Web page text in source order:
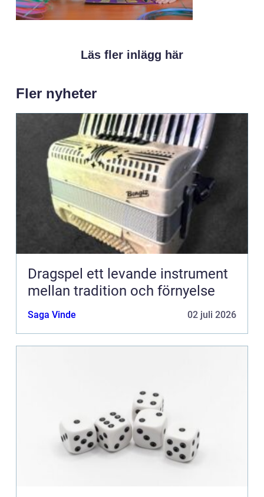
Läs fler inlägg här
Fler nyheter
Dragspel ett levande instrument
mellan tradition och förnyelse
Saga Vinde 02 juli 2026